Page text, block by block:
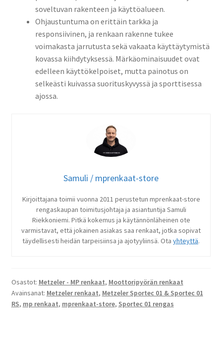
soveltuvan rakenteen ja käyttöalueen.
Ohjaustuntuma on erittäin tarkka ja
responsiivinen, ja renkaan rakenne tukee
voimakasta jarrutusta sekä vakaata käyttäytymistä
kovassa kiihdytyksessä. Märkäominaisuudet ovat
edelleen käyttökelpoiset, mutta painotus on
selkeästi kuivassa suorituskyvyssä ja sporttisessa
ajossa.
Samuli / mprenkaat-store
Kirjoittajana toimii vuonna 2011 perustetun mprenkaat-store
rengaskaupan toimitusjohtaja ja asiantuntija Samuli
Riekkoniemi. Pitkä kokemus ja käytännönläheinen ote
varmistavat, että jokainen asiakas saa renkaat, jotka sopivat
täydellisesti heidän tarpeisiinsa ja ajotyyliinsä. Ota yhteyttä.
Osastot: Metzeler - MP renkaat, Moottoripyörän renkaat
Avainsanat: Metzeler renkaat, Metzeler Sportec 01 & Sportec 01
RS, mp renkaat, mprenkaat-store, Sportec 01 rengas